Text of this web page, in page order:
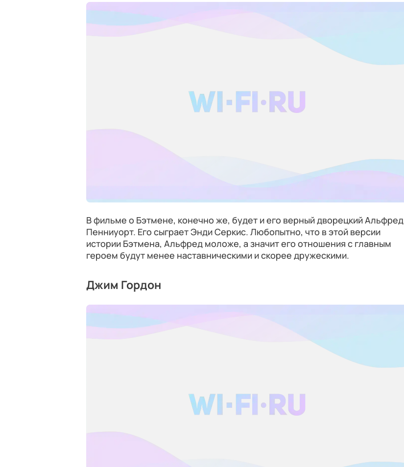
В фильме о Бэтмене, конечно же, будет и его верный дворецкий Альфред
Пенниуорт. Его сыграет Энди Серкис. Любопытно, что в этой версии
истории Бэтмена, Альфред моложе, а значит его отношения с главным
героем будут менее наставническими и скорее дружескими.
Джим Гордон